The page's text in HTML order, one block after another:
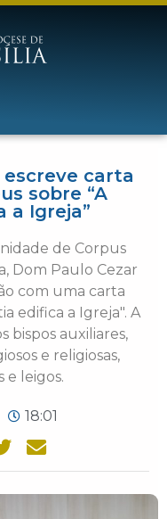
carta
sobre “A
a Igreja”
de Corpus
Dom Paulo Cezar
com uma carta
edifica a Igreja". A
bispos auxiliares,
e religiosas,
e leigos.
18:01